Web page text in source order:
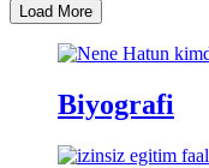
Load More
Biyografi